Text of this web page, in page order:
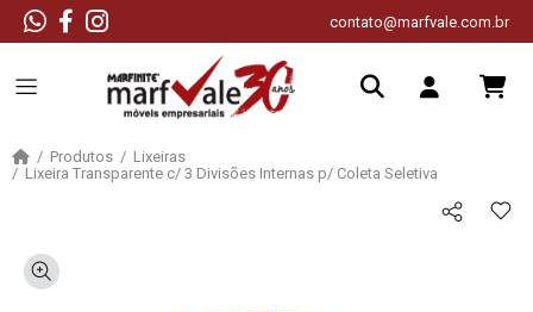
contato@marfvale.com.br
Produtos
Lixeiras
Lixeira Transparente c/ 3 Divisões Internas p/ Coleta Seletiva